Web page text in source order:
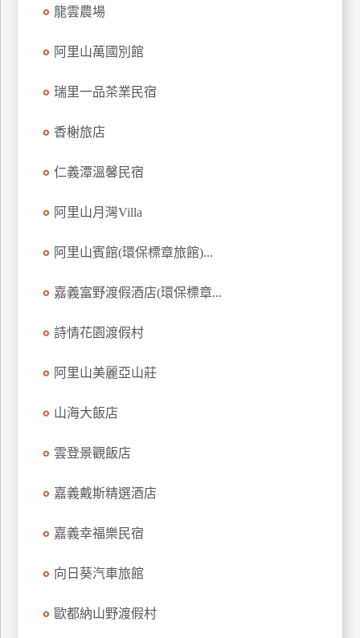
龍雲農場
阿里山萬國別館
瑞里一品茶業民宿
香榭旅店
仁義潭溫馨民宿
阿里山月灣Villa
阿里山賓館(環保標章旅館)...
嘉義富野渡假酒店(環保標章...
詩情花園渡假村
阿里山美麗亞山莊
山海大飯店
雲登景觀飯店
嘉義戴斯精選酒店
嘉義幸福樂民宿
向日葵汽車旅館
歐都納山野渡假村